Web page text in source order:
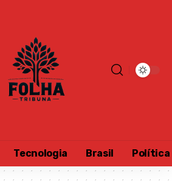
Tecnologia Brasil Política